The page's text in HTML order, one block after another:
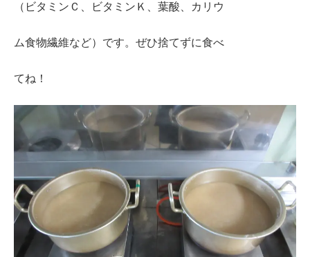
（ビタミンＣ、ビタミンＫ、葉酸、カリウ
ム食物繊維など）です。ぜひ捨てずに食べ
てね！